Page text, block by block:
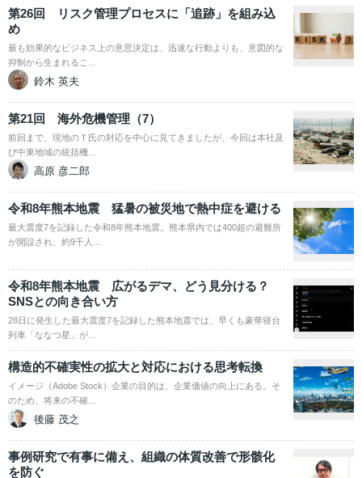
第26回 リスク管理プロセスに「追跡」を組み込
め
最も効果的なビジネス上の意思決定は、迅速な行動よりも、意図的な
抑制から生まれるこ…
鈴木 英夫
第21回 海外危機管理（7）
前回まで、現地のＴ氏の対応を中心に見てきましたが、今回は本社及
び中東地域の統括機…
高原 彦二郎
令和8年熊本地震 猛暑の被災地で熱中症を避ける
最大震度7を記録した令和8年熊本地震。熊本県内では400超の避難所
が開設され、約9千人…
令和8年熊本地震 広がるデマ、どう見分ける？
SNSとの向き合い方
28日に発生した最大震度7を記録した熊本地震では、早くも豪華寝台
列車「ななつ星」が…
構造的不確実性の拡大と対応における思考転換
イメージ（Adobe Stock）企業の目的は、企業価値の向上にある。そ
のため、将来の不確…
後藤 茂之
事例研究で有事に備え、組織の体質改善で形骸化
を防ぐ